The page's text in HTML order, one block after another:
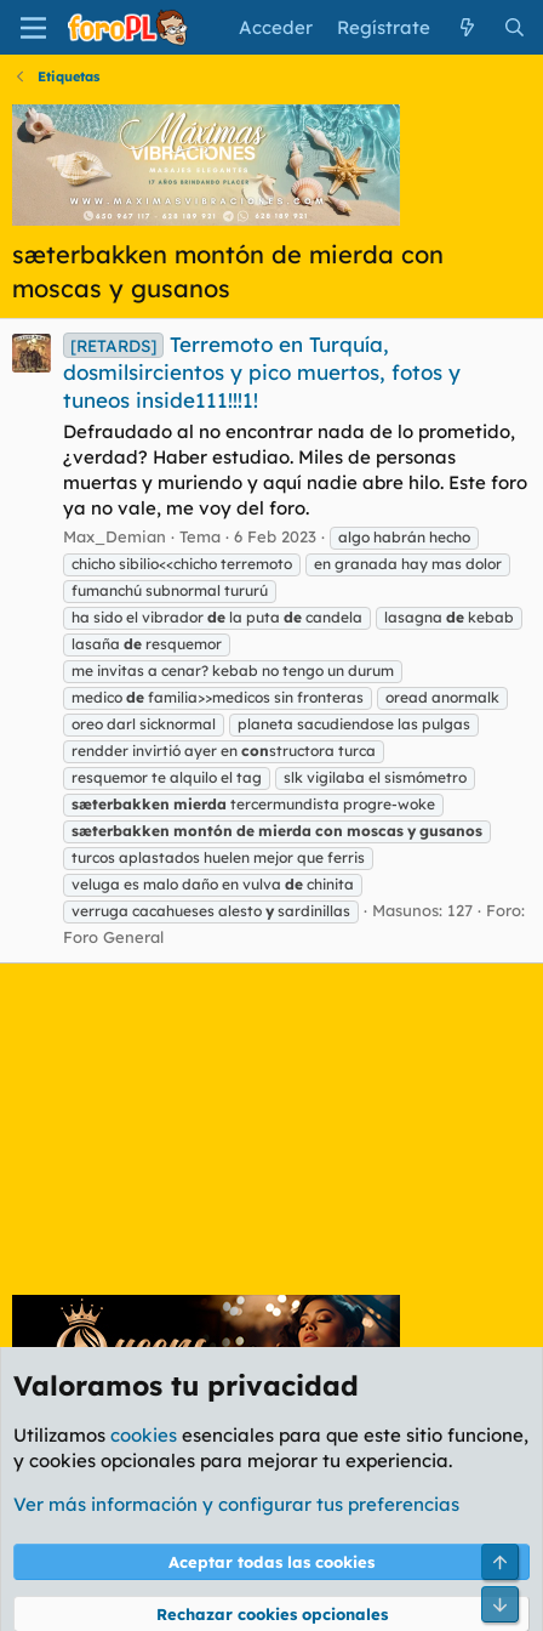
Acceder Regístrate
Etiquetas
sæterbakken montón de mierda con
moscas y gusanos
[RETARDS]
Terremoto en Turquía,
dosmilsircientos y pico muertos, fotos y
tuneos inside111!!!1!
Defraudado al no encontrar nada de lo prometido,
¿verdad? Haber estudiao. Miles de personas
muertas y muriendo y aquí nadie abre hilo. Este foro
ya no vale, me voy del foro.
Max_Demian Tema 6 Feb 2023
algo habrán hecho
chicho sibilio<<chicho terremoto
en granada hay mas dolor
fumanchú subnormal tururú
ha sido el vibrador de la puta de candela lasagna de kebab
lasaña de resquemor
me invitas a cenar? kebab no tengo un durum
medico de familia>>medicos sin fronteras
oread anormalk
oreo darl sicknormal
planeta sacudiendose las pulgas
rendder invirtió ayer en constructora turca
resquemor te alquilo el tag
slk vigilaba el sismómetro
sæterbakken mierda tercermundista progre-woke
sæterbakken montón de mierda con moscas y gusanos
turcos aplastados huelen mejor que ferris
veluga es malo daño en vulva de chinita
verruga cacahueses alesto y sardinillas Masunos: 127
Foro:
Foro General
Etiquetas
Cookies
PL OLDSTYLE AMARILLO
Términos y reglas Política de privacidad Ayuda
Valoramos tu privacidad
Utilizamos cookies esenciales para que este sitio funcione,
y cookies opcionales para mejorar tu experiencia.
Ver más información y configurar tus preferencias
Aceptar todas las cookies
Rechazar cookies opcionales
Pie